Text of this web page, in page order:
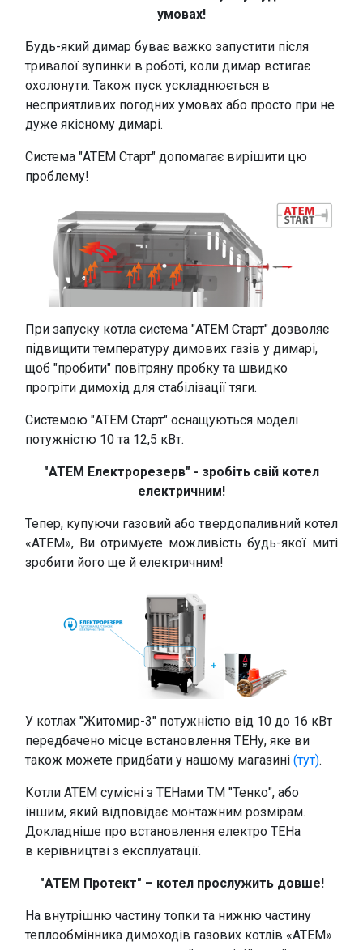
умовах!
Будь-який димар буває важко запустити після
тривалої зупинки в роботі, коли димар встигає
охолонути. Також пуск ускладнюється в
несприятливих погодних умовах або просто при не
дуже якісному димарі.
Система "АТЕМ Старт" допомагає вирішити цю
проблему!
При запуску котла система "АТЕМ Старт" дозволяє
підвищити температуру димових газів у димарі,
щоб "пробити" повітряну пробку та швидко
прогріти димохід для стабілізації тяги.
Системою "АТЕМ Старт" оснащуються моделі
потужністю 10 та 12,5 кВт.
"АТЕМ Електрорезерв" - зробіть свій котел
електричним!
Тепер, купуючи газовий або твердопаливний котел
«АТЕМ», Ви отримуєте можливість будь-якої миті
зробити його ще й електричним!
У котлах "Житомир-3" потужністю від 10 до 16 кВт
передбачено місце встановлення ТЕНу, яке ви
також можете придбати у нашому магазині (тут).
Котли АТЕМ сумісні з ТЕНами ТМ "Тенко", або
іншим, який відповідає монтажним розмірам.
Докладніше про встановлення електро ТЕНа
в керівництві з експлуатації.
"АТЕМ Протект" – котел прослужить довше!
На внутрішню частину топки та нижню частину
теплообмінника димоходів газових котлів «АТЕМ»